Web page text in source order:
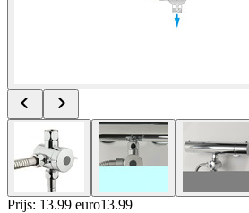
Prijs: 13.99 euro13.99